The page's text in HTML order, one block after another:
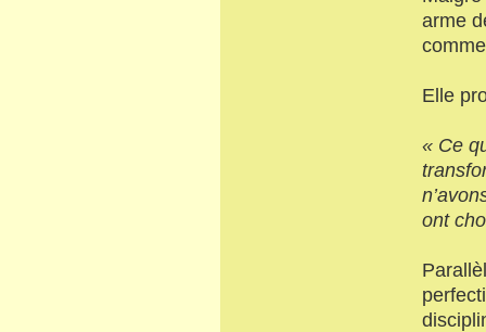
arme
Elle
« Ce
ont